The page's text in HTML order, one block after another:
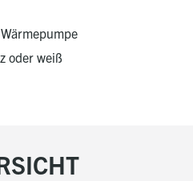
oder weiß